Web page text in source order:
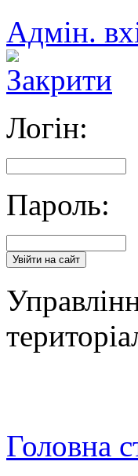
Адмін.
Логін:
Пароль:
Головна